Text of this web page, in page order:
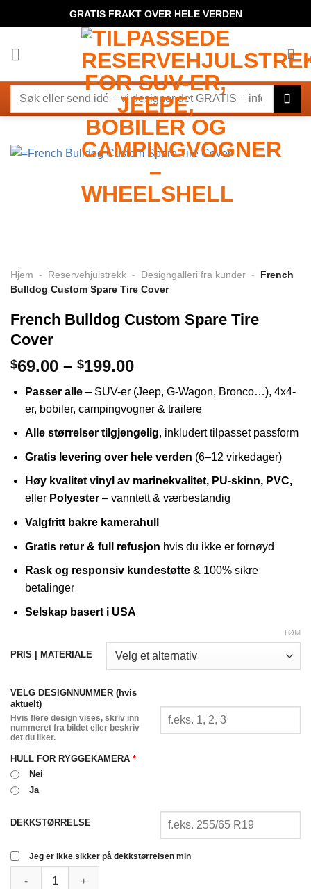
til
GRATIS FRAKT OVER HELE VERDEN
Søk
Hjem - Reservehjulstrekk - Designgalleri fra kunder -
French
Bulldog Custom Spare Tire Cover
French Bulldog Custom Spare Tire
Cover
$69.00 – $199.00Prisintervall:
til
$199.00
Passer alle– SUV-er (Jeep, G-Wagon, Bronco…), 4x4-
er, bobiler, campingvogner & trailere
Alle størrelser tilgjengelig, inkludert tilpasset passform
Gratis levering over hele verden (6–12 virkedager)
Høy kvalitet vinyl av marinekvalitet, PU-skinn, PVC,
eller Polyester– vanntett & værbestandig
Valgfritt bakre kamerahull
Gratis retur & full refusjon hvis du ikke er fornøyd
Rask og responsiv kundestøtte& 100% sikre
betalinger
Selskap basert i USA
PRIS | MATERIALE
TØM
VELG DESIGNNUMMER (hvis
aktuelt)
Hvis flere design vises, skriv inn
nummeret fra bildet eller beskriv
det du liker.
HULL FOR RYGGEKAMERA *
Nei
Ja
DEKKSTØRRELSE
Jeg er ikke sikker på dekkstørrelsen min